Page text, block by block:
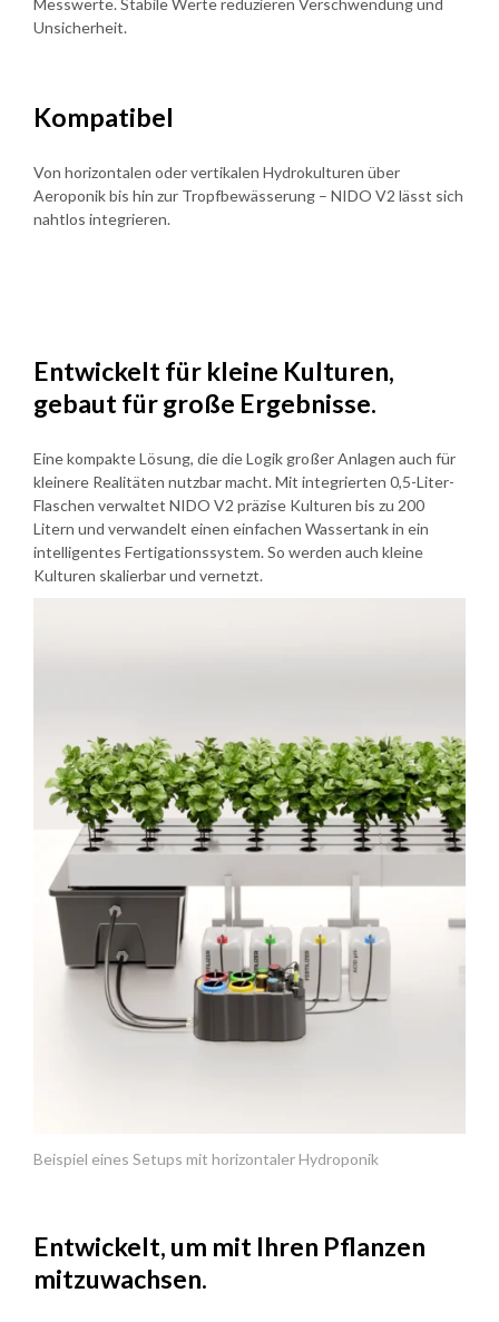
Messwerte. Stabile Werte reduzieren Verschwendung und
Unsicherheit.
Kompatibel
Von horizontalen oder vertikalen Hydrokulturen über
Aeroponik bis hin zur Tropfbewässerung – NIDO V2 lässt sich
nahtlos integrieren.
Entwickelt für kleine Kulturen,
gebaut für große Ergebnisse.
Eine kompakte Lösung, die die Logik großer Anlagen auch für
kleinere Realitäten nutzbar macht. Mit integrierten 0,5-Liter-
Flaschen verwaltet NIDO V2 präzise Kulturen bis zu 200
Litern und verwandelt einen einfachen Wassertank in ein
intelligentes Fertigationssystem. So werden auch kleine
Kulturen skalierbar und vernetzt.
Beispiel eines Setups mit horizontaler Hydroponik
Entwickelt, um mit Ihren Pflanzen
mitzuwachsen.